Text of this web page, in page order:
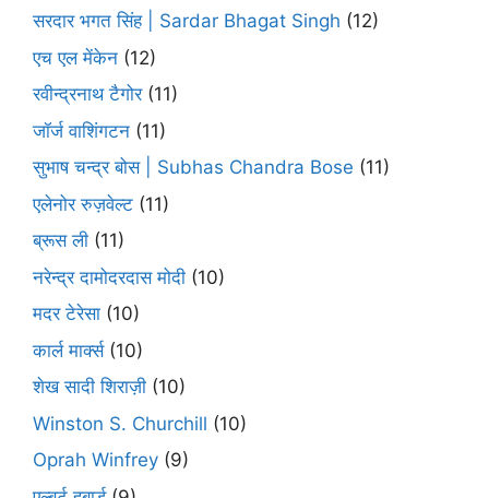
सरदार भगत सिंह | Sardar Bhagat Singh (12)
एच एल मेंकेन (12)
रवीन्द्रनाथ टैगोर(11)
जॉर्ज वाशिंगटन (11)
सुभाष चन्द्र बोस | Subhas Chandra Bose (11)
एलेनोर रुज़वेल्ट (11)
ब्रूस ली (11)
नरेन्द्र दामोदरदास मोदी (10)
मदर टेरेसा (10)
कार्ल मार्क्स(10)
शेख सादी शिराज़ी (10)
Winston S. Churchill (10)
Oprah Winfrey (9)